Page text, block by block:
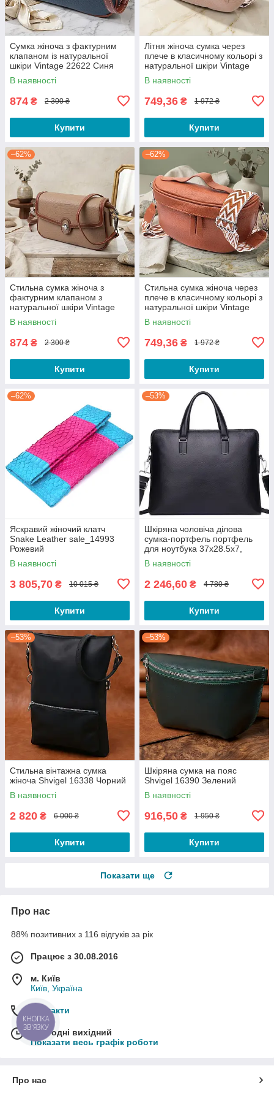
Сумка жіноча з фактурним
клапаном із натуральної
шкіри Vintage 22622 Синя
В наявності
874 ₴ 2 300 ₴
Купити
Літня жіноча сумка через
плече в класичному кольорі з
натуральної шкіри Vintage
22657 Бежева
В наявності
749,36 ₴ 1 972 ₴
Купити
–62%
Стильна сумка жіноча з
фактурним клапаном з
натуральної шкіри Vintage
22620 Бежева
В наявності
874 ₴ 2 300 ₴
Купити
–62%
Стильна сумка жіноча через
плече в класичному кольорі з
натуральної шкіри Vintage
22658 Руда
В наявності
749,36 ₴ 1 972 ₴
Купити
–62%
Яскравий жіночий клатч
Snake Leather sale_14993
Рожевий
В наявності
3 805,70 ₴ 10 015 ₴
Купити
–53%
Шкіряна чоловіча ділова
сумка-портфель портфель
для ноутбука 37х28.5х7,
дипломат для офіса Tiding
Bag 64028 чорний
В наявності
2 246,60 ₴ 4 780 ₴
Купити
–53%
Стильна вінтажна сумка
жіноча Shvigel 16338 Чорний
В наявності
2 820 ₴ 6 000 ₴
Купити
–53%
Шкіряна сумка на пояс
Shvigel 16390 Зелений
В наявності
916,50 ₴ 1 950 ₴
Купити
Показати ще
Про нас
88% позитивних з 116 відгуків за рік
Працює з 30.08.2016
м. Київ
Київ, Україна
Контакти
Сьогодні вихідний
Показати весь графік роботи
Про нас
КНОПКА
ЗВ'ЯЗКУ